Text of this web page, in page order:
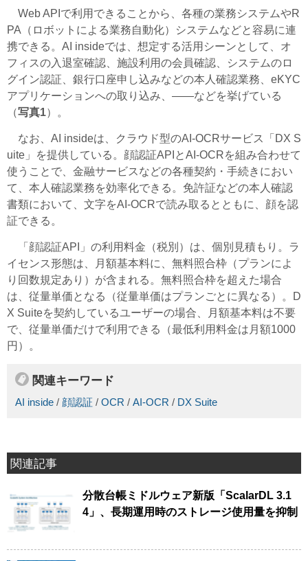
Web APIで利用できることから、各種の業務システムやR
PA（ロボットによる業務自動化）システムなどと容易に連
携できる。AI insideでは、想定する活用シーンとして、オ
フィスの入退室確認、施設利用の会員確認、システムのロ
グイン認証、銀行口座申し込みなどの本人確認業務、eKYC
アプリケーションへの取り込み、――などを挙げている
（写真1）。
なお、AI insideは、クラウド型のAI-OCRサービス「DX S
uite」を提供している。顔認証APIとAI-OCRを組み合わせて
使うことで、金融サービスなどの各種契約・手続きにおい
て、本人確認業務を効率化できる。免許証などの本人確認
書類において、文字をAI-OCRで読み取るとともに、顔を認
証できる。
「顔認証API」の利用料金（税別）は、個別見積もり。ラ
イセンス形態は、月額基本料に、無料照合枠（プランによ
り回数規定あり）が含まれる。無料照合枠を超えた場合
は、従量単価となる（従量単価はプランごとに異なる）。D
X Suiteを契約しているユーザーの場合、月額基本料は不要
で、従量単価だけで利用できる（最低利用料金は月額1000
円）。
関連キーワード
AI inside / 顔認証 / OCR / AI-OCR / DX Suite
関連記事
分散台帳ミドルウェア新版「ScalarDL 3.1
4」、長期運用時のストレージ使用量を抑制